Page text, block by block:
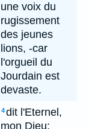
une voix du
rugissement
des jeunes
lions, -car
l'orgueil du
Jourdain est
devaste.
4dit l'Eternel,
mon Dieu: